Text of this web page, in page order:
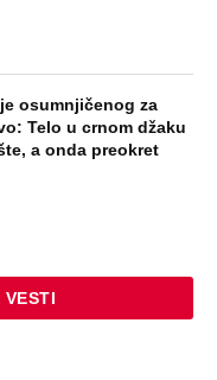
osumnjičenog za
Telo u crnom džaku
a onda preokret